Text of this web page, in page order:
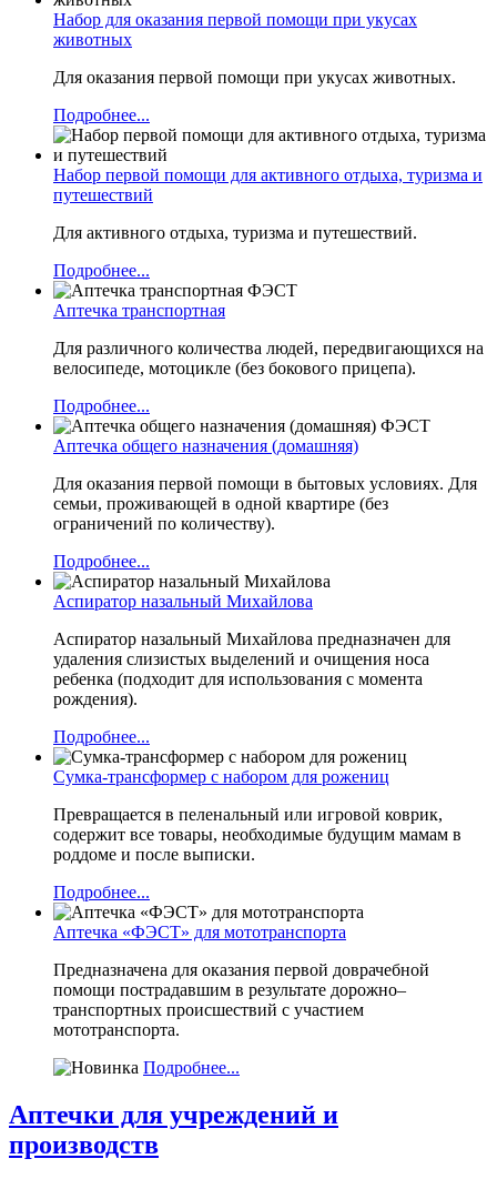
Набор для оказания первой помощи при укусах
животных
Для оказания первой помощи при укусах животных.
Подробнее...
Набор первой помощи для активного отдыха, туризма и
путешествий
Для активного отдыха, туризма и путешествий.
Подробнее...
Аптечка транспортная
Для различного количества людей, передвигающихся на
велосипеде, мотоцикле (без бокового прицепа).
Подробнее...
Аптечка общего назначения (домашняя)
Для оказания первой помощи в бытовых условиях. Для
семьи, проживающей в одной квартире (без
ограничений по количеству).
Подробнее...
Аспиратор назальный Михайлова
Аспиратор назальный Михайлова предназначен для
удаления слизистых выделений и очищения носа
ребенка (подходит для использования с момента
рождения).
Подробнее...
Сумка-трансформер с набором для рожениц
Превращается в пеленальный или игровой коврик,
содержит все товары, необходимые будущим мамам в
роддоме и после выписки.
Подробнее...
Аптечка «ФЭСТ» для мототранспорта
Предназначена для оказания первой доврачебной
помощи пострадавшим в результате дорожно–
транспортных происшествий с участием
мототранспорта.
Подробнее...
Аптечки для учреждений и
производств